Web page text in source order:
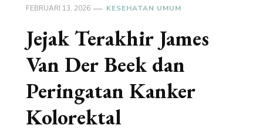
FEBRUARI 13, 2026 KESEHATAN UMUM
Jejak Terakhir James
Van Der Beek dan
Peringatan Kanker
Kolorektal